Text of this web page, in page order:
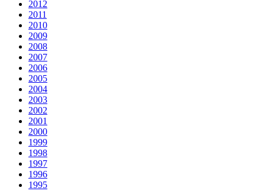
2012
2011
2010
2009
2008
2007
2006
2005
2004
2003
2002
2001
2000
1999
1998
1997
1996
1995